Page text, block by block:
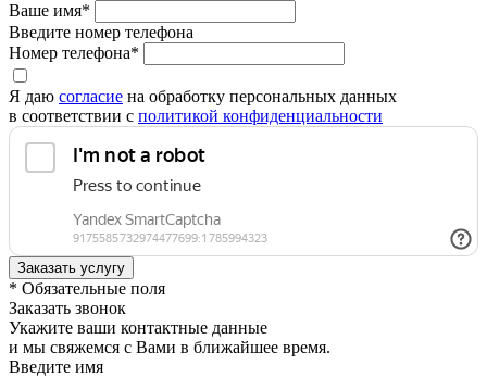
Ваше имя*
Введите номер телефона
Номер телефона*
Я даю согласие на обработку персональных данных
в соответствии с политикой конфиденциальности
* Обязательные поля
Заказать звонок
Укажите ваши контактные данные
и мы свяжемся с Вами в ближайшее время.
Введите имя